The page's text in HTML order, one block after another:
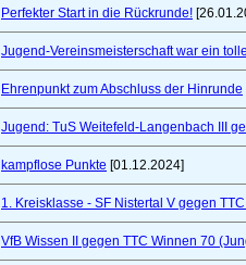
Perfekter Start in die Rückrunde!
Jugend-Vereinsmeisterschaft war ein
Ehrenpunkt zum Abschluss der Hinrunde
Jugend: TuS Weitefeld-Langenbach III
kampflose Punkte [01.12.2024]
1. Kreisklasse - SF Nistertal V gegen
VfB Wissen II gegen TTC Winnen 70